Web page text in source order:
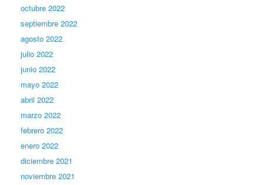
octubre 2022
septiembre 2022
agosto 2022
julio 2022
junio 2022
mayo 2022
abril 2022
marzo 2022
febrero 2022
enero 2022
diciembre 2021
noviembre 2021